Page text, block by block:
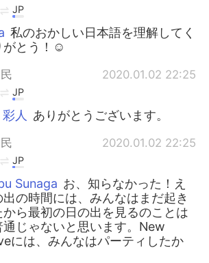
JP
私のおかしい日本語を理解してく
がとう！☺️
2020.01.02 22:25
JP
人 ありがとうございます。
2020.01.02 22:25
JP
Sunaga お、知らなかった！え
出の時間には、みんなはまだ起き
から最初の日の出を見るのことは
通じゃないと思います。New
には、みんなはパーティしたか